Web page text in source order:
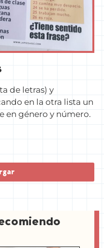
de letras) y
en la otra lista un
en género y número.